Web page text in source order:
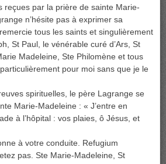
reçues par la prière de sainte Marie-
n’hésite pas à exprimer sa
tous les saints et singulièrement
St Paul, le vénérable curé d’Ars, St
Madeleine, Ste Philomène et tous
pour moi sans que je le
spirituelles, le père Lagrange se
Marie-Madeleine : « J’entre en
à l’hôpital : vos plaies, ô Jésus, et
à votre conduite. Refugium
pas. Ste Marie-Madeleine, St